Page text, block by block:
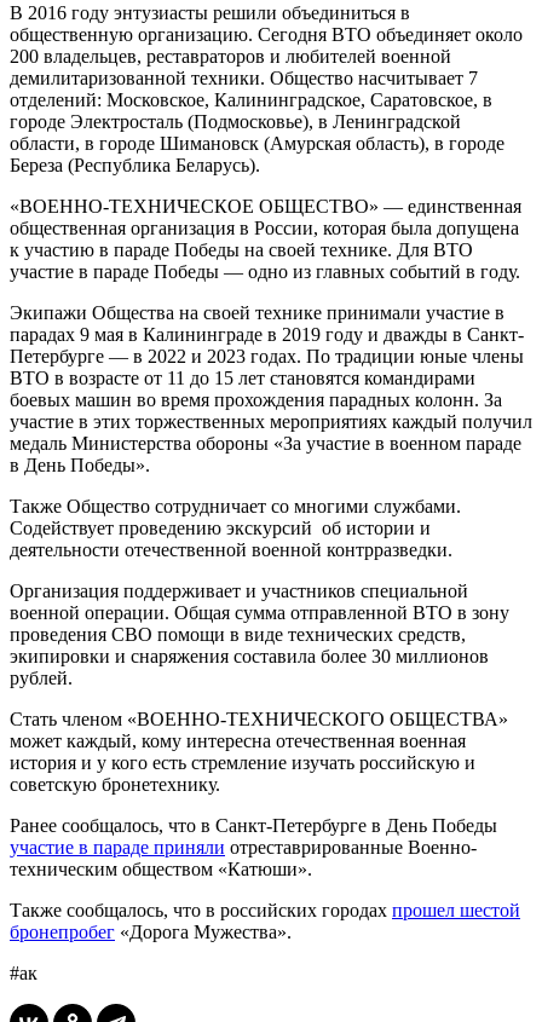
В 2016 году энтузиасты решили объединиться в
общественную организацию. Сегодня ВТО объединяет около
200 владельцев, реставраторов и любителей военной
демилитаризованной техники. Общество насчитывает 7
отделений: Московское, Калининградское, Саратовское, в
городе Электросталь (Подмосковье), в Ленинградской
области, в городе Шимановск (Амурская область), в городе
Береза (Республика Беларусь).
«ВОЕННО-ТЕХНИЧЕСКОЕ ОБЩЕСТВО» — единственная
общественная организация в России, которая была допущена
к участию в параде Победы на своей технике. Для ВТО
участие в параде Победы — одно из главных событий в году.
Экипажи Общества на своей технике принимали участие в
парадах 9 мая в Калининграде в 2019 году и дважды в Санкт-
Петербурге — в 2022 и 2023 годах. По традиции юные члены
ВТО в возрасте от 11 до 15 лет становятся командирами
боевых машин во время прохождения парадных колонн. За
участие в этих торжественных мероприятиях каждый получил
медаль Министерства обороны «За участие в военном параде
в День Победы».
Также Общество сотрудничает со многими службами.
Содействует проведению экскурсий об истории и
деятельности отечественной военной контрразведки.
Организация поддерживает и участников специальной
военной операции. Общая сумма отправленной ВТО в зону
проведения СВО помощи в виде технических средств,
экипировки и снаряжения составила более 30 миллионов
рублей.
Стать членом «ВОЕННО-ТЕХНИЧЕСКОГО ОБЩЕСТВА»
может каждый, кому интересна отечественная военная
история и у кого есть стремление изучать российскую и
советскую бронетехнику.
Ранее сообщалось, что в Санкт-Петербурге в День Победы
участие в параде приняли отреставрированные Военно-
техническим обществом «Катюши».
Также сообщалось, что в российских городах прошел шестой
бронепробег «Дорога Мужества».
#ак